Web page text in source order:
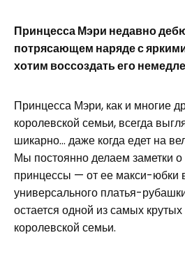
Принцесса Мэри недавно
потрясающем наряде с
хотим воссоздать его
Принцесса Мэри, как и многие
королевской семьи, всегда
шикарно… даже когда едет на
Мы постоянно делаем заметки о
принцессы — от ее макси-юбки
универсального платья-
остается одной из самых
королевской семьи.